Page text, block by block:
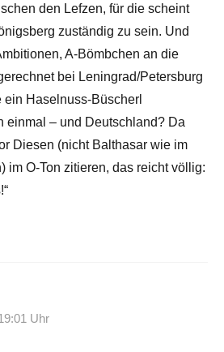
den Lefzen, für die scheint
zuständig zu sein. Und
A-Bömbchen an die
bei Leningrad/Petersburg
Haselnuss-Büscherl
einmal – und Deutschland? Da
Diesen (nicht Balthasar wie im
im O-Ton zitieren, das reicht völlig:
Uhr